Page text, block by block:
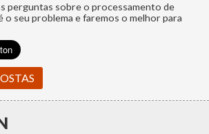
perguntas sobre o processamento de
o seu problema e faremos o melhor para